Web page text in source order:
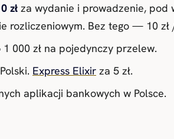
zł za wydanie i prowadzenie, pod
rozliczeniowym. Bez tego — 10 zł
000 zł na pojedynczy przelew.
Express Elixir za 5 zł.
aplikacji bankowych w Polsce.